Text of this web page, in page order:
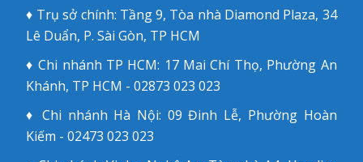
♦ Trụ sở chính: Tầng 9, Tòa nhà Diamond Plaza, 34
Lê Duẩn, P. Sài Gòn, TP HCM
♦ Chi nhánh TP HCM: 17 Mai Chí Thọ, Phường An
Khánh, TP HCM - 02873 023 023
♦ Chi nhánh Hà Nội: 09 Đinh Lễ, Phường Hoàn
Kiếm - 02473 023 023